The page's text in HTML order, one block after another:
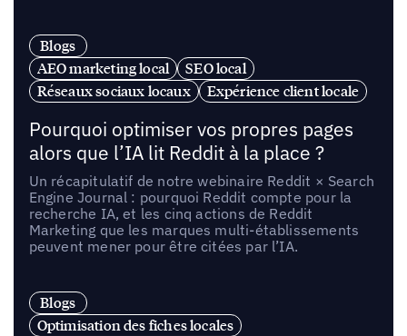
Blogs
AEO marketing local
SEO local
Réseaux sociaux locaux
Expérience client locale
Pourquoi optimiser vos propres pages
alors que l’IA lit Reddit à la place ?
Un récapitulatif de notre webinaire Reddit × Search
Engine Journal : pourquoi Reddit compte pour la
recherche IA, et les cinq actions de Reddit
Marketing que les marques multi-établissements
peuvent mener pour être citées par l’IA.
Blogs
Optimisation des fiches locales